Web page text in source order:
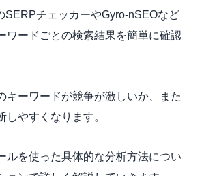
SERPチェッカーやGyro-nSEOなど
ワードごとの検索結果を簡単に確認
キーワードが競争が激しいか、また
しやすくなります。
ルを使った具体的な分析方法につい